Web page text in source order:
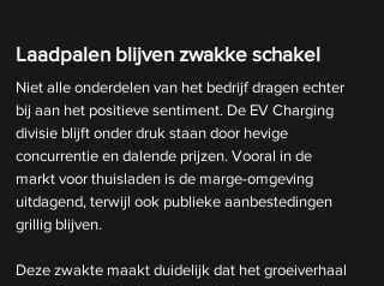
Laadpalen blijven zwakke schakel
Niet alle onderdelen van het bedrijf dragen echter
bij aan het positieve sentiment. De EV Charging
divisie blijft onder druk staan door hevige
concurrentie en dalende prijzen. Vooral in de
markt voor thuisladen is de marge-omgeving
uitdagend, terwijl ook publieke aanbestedingen
grillig blijven.
Deze zwakte maakt duidelijk dat het groeiverhaal